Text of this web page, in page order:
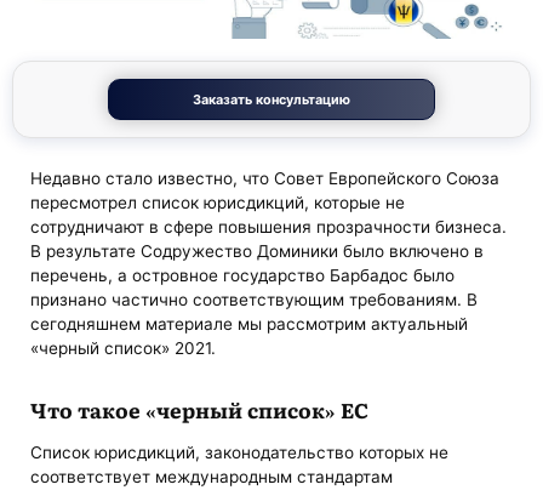
Заказать консультацию
Недавно стало известно, что Совет Европейского Союза
пересмотрел список юрисдикций, которые не
сотрудничают в сфере повышения прозрачности бизнеса.
В результате Содружество Доминики было включено в
перечень, а островное государство Барбадос было
признано частично соответствующим требованиям. В
сегодняшнем материале мы рассмотрим актуальный
«черный список» 2021.
Что такое «черный список» ЕС
Список юрисдикций, законодательство которых не
соответствует международным стандартам